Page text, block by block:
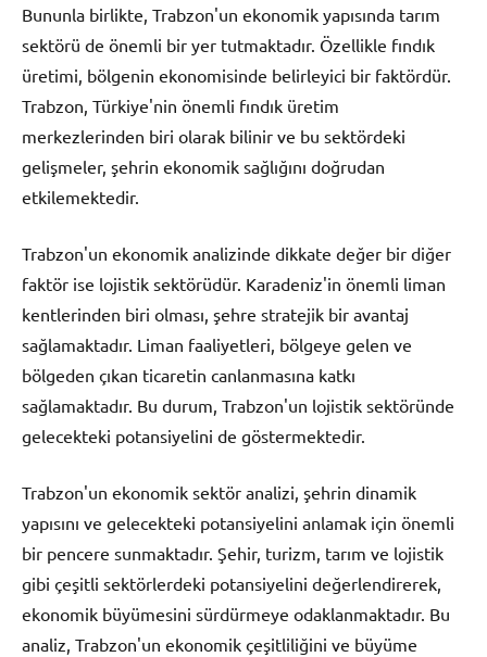
Bununla birlikte, Trabzon'un ekonomik yapısında tarım
sektörü de önemli bir yer tutmaktadır. Özellikle fındık
üretimi, bölgenin ekonomisinde belirleyici bir faktördür.
Trabzon, Türkiye'nin önemli fındık üretim
merkezlerinden biri olarak bilinir ve bu sektördeki
gelişmeler, şehrin ekonomik sağlığını doğrudan
etkilemektedir.
Trabzon'un ekonomik analizinde dikkate değer bir diğer
faktör ise lojistik sektörüdür. Karadeniz'in önemli liman
kentlerinden biri olması, şehre stratejik bir avantaj
sağlamaktadır. Liman faaliyetleri, bölgeye gelen ve
bölgeden çıkan ticaretin canlanmasına katkı
sağlamaktadır. Bu durum, Trabzon'un lojistik sektöründe
gelecekteki potansiyelini de göstermektedir.
Trabzon'un ekonomik sektör analizi, şehrin dinamik
yapısını ve gelecekteki potansiyelini anlamak için önemli
bir pencere sunmaktadır. Şehir, turizm, tarım ve lojistik
gibi çeşitli sektörlerdeki potansiyelini değerlendirerek,
ekonomik büyümesini sürdürmeye odaklanmaktadır. Bu
analiz, Trabzon'un ekonomik çeşitliliğini ve büyüme